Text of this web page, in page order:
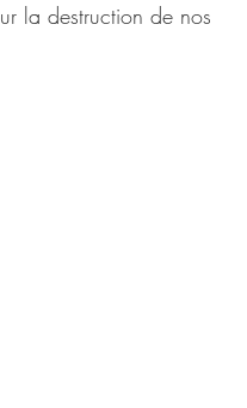
la destruction de nos